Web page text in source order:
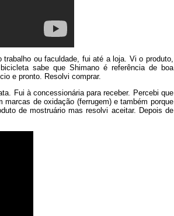
ou faculdade, fui até a loja. Vi o produto,
sabe que Shimano é referência de boa
e pronto. Resolvi comprar.
Fui à concessionária para receber. Percebi que
de oxidação (ferrugem) e também porque
de mostruário mas resolvi aceitar. Depois de